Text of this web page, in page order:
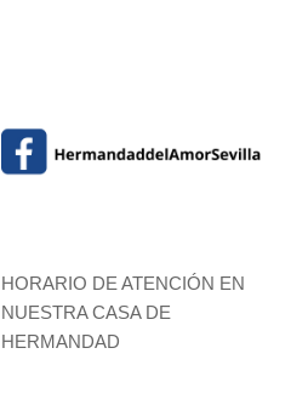
HORARIO DE ATENCIÓN EN
NUESTRA CASA DE
HERMANDAD